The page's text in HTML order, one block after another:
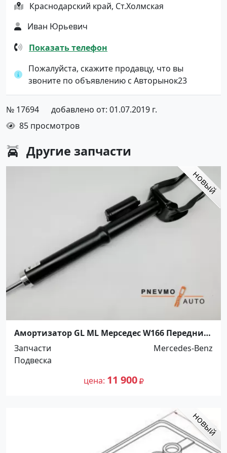
Краснодарский край, Ст.Холмская
Иван Юрьевич
Показать телефон
Пожалуйста, скажите продавцу, что вы
звоните по объявлению с Авторынок23
№ 17694
добавлено от: 01.07.2019 г.
85 просмотров
Другие запчасти
Амортизатор GL ML Мерседес W166 Передний
Краснодар
Запчасти
Mercedes-Benz
Подвеска
цена 11 900